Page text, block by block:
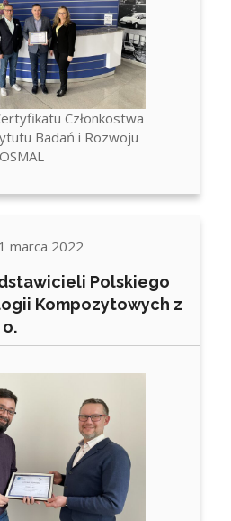
Członkostwa
Badań i Rozwoju
marca 2022
Polskiego
Kompozytowych z